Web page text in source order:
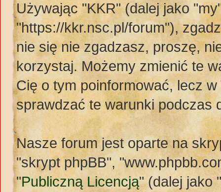
Używając "KKR" (dalej jako
"https://kkr.nsc.pl/forum"),
nie się nie zgadzasz, proszę,
korzystaj. Możemy zmienić te
Cię o tym poinformować, lecz
sprawdzać te warunki podczas
Nasze forum jest oparte na
"skrypt phpBB",
"Publiczną Licencją" (dalej jako